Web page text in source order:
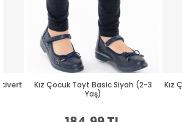
Kız Çocuk Tayt Basic Siyah (2-3
Kız Çocuk